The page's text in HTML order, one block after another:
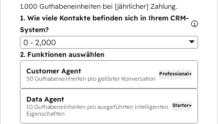
1.000 Guthabeneinheiten bei [jährlicher] Zahlung.
1. Wie viele Kontakte befinden sich in Ihrem CRM-
System?
0 - 2,000
2. Funktionen auswählen
Customer Agent
50 Guthabeneinheiten pro gelöster Konversation
Professional+
Data Agent
10 Guthabeneinheiten pro ausgeführten intelligenten
Eigenschaften
Starter+